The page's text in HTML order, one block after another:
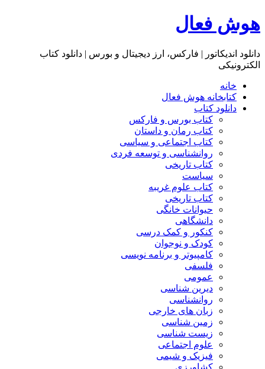
هوش فعال
دانلود اندیکاتور | فارکس، ارز دیجیتال و بورس | دانلود کتاب
الکترونیکی
خانه
کتابخانه هوش فعال
دانلود کتاب
کتاب بورس و فارکس
کتاب رمان و داستان
کتاب اجتماعی و سیاسی
روانشناسی و توسعه فردی
کتاب تاریخی
سیاست
کتاب علوم غریبه
کتاب تاریخی
حیوانات خانگی
دانشگاهی
کنکور و کمک‌ درسی
کودک و نوجوان
کامپیوتر و برنامه نویسی
فلسفی
عمومی
دیرین شناسی
روانشناسی
زبان های خارجی
زمین شناسی
زیست شناسی
علوم اجتماعی
فیزیک و شیمی
کشاورزی